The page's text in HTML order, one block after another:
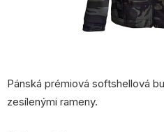
Pánská prémiová softshellová
zesílenými rameny.